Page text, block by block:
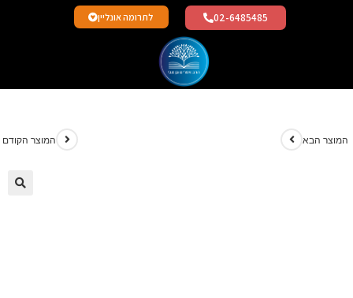
לתרומה אונליין 02-6485485
המוצר הקודם הבא